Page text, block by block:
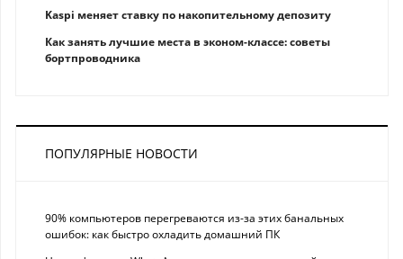
Kaspi меняет ставку по накопительному депозиту
Как занять лучшие места в эконом-классе: советы
бортпроводника
ПОПУЛЯРНЫЕ НОВОСТИ
90% компьютеров перегреваются из-за этих банальных
ошибок: как быстро охладить домашний ПК